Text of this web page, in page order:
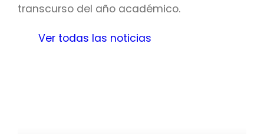
transcurso del año académico.
Ver todas las noticias